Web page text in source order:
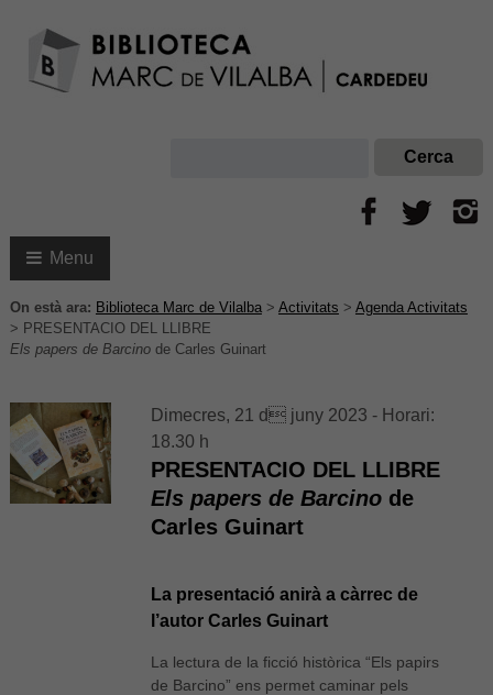
Menu
On està ara: Biblioteca Marc de Vilalba> Activitats > Agenda Activitats
> PRESENTACIO DEL LLIBRE
Els papers de Barcino de Carles Guinart
Dimecres, 21 d juny 2023 - Horari:
18.30 h
PRESENTACIO DEL LLIBRE
Els papers de Barcino de
Carles Guinart
La presentació anirà a càrrec de
l’autor Carles Guinart
La lectura de la ficció històrica “Els papirs
de Barcino” ens permet caminar pels